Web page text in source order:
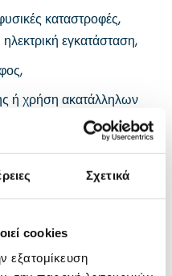
Σχετικά
cookies
εξατομίκευση
καταστροφές,
εγκατάσταση,
ή χρήση ακατάλληλων
μη εξουσιοδοτημένα
λήξη της εγγύησης,
λαβές και